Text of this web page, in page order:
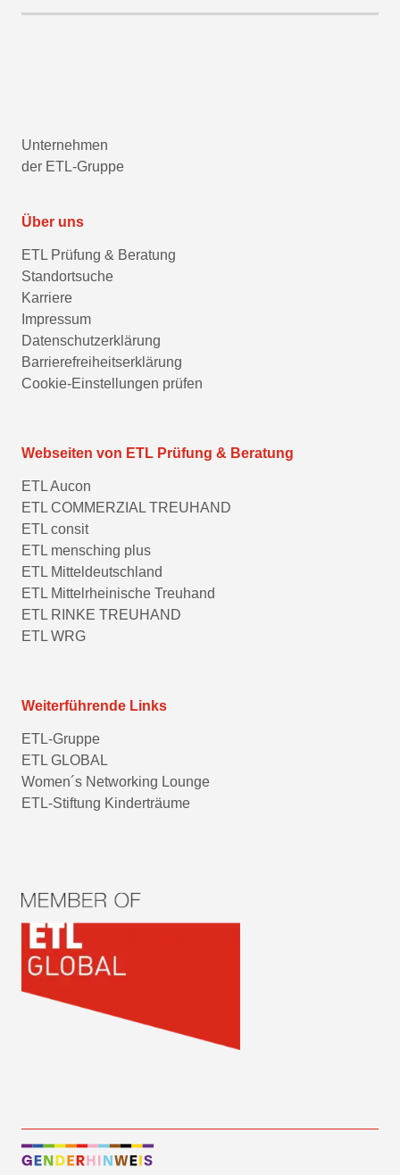
Unternehmen
der ETL-Gruppe
Über uns
ETL Prüfung & Beratung
Standortsuche
Karriere
Impressum
Datenschutzerklärung
Barrierefreiheitserklärung
Cookie-Einstellungen prüfen
Webseiten von ETL Prüfung & Beratung
ETL Aucon
ETL COMMERZIAL TREUHAND
ETL consit
ETL mensching plus
ETL Mitteldeutschland
ETL Mittelrheinische Treuhand
ETL RINKE TREUHAND
ETL WRG
Weiterführende Links
ETL-Gruppe
ETL GLOBAL
Women´s Networking Lounge
ETL-Stiftung Kinderträume